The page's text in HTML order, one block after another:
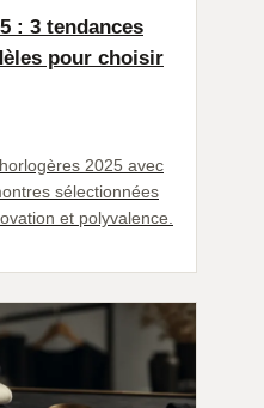
: 3 tendances
pour choisir
2025 avec
sélectionnées
et polyvalence.